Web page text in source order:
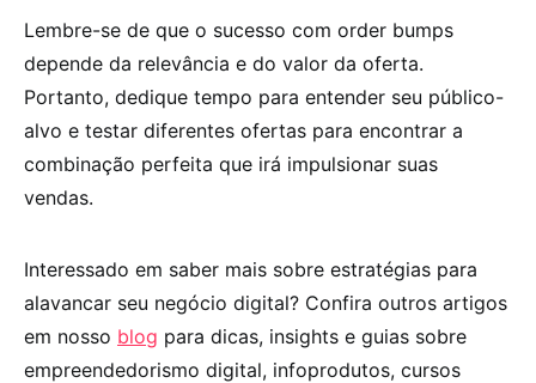
Lembre-se de que o sucesso com order bumps
depende da relevância e do valor da oferta.
Portanto, dedique tempo para entender seu público-
alvo e testar diferentes ofertas para encontrar a
combinação perfeita que irá impulsionar suas
vendas.
Interessado em saber mais sobre estratégias para
alavancar seu negócio digital? Confira outros artigos
em nosso blog para dicas, insights e guias sobre
empreendedorismo digital, infoprodutos, cursos